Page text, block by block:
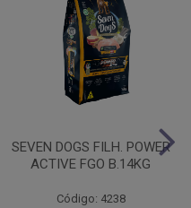
SEVEN DOGS FILH. POWER
ACTIVE FGO B.14KG
Código: 4238